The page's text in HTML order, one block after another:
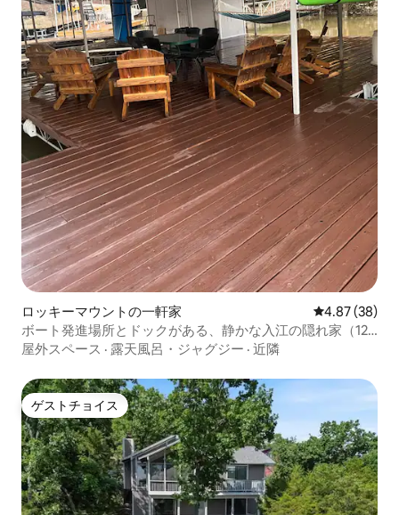
ロッキーマウントの一軒家 レビュー38
4.87 (38)
ボート発進場所とドックがある、静かな入江の隠れ家（12
名様まで宿泊可能）
屋外スペース · 露天風呂・ジャグジー · 近隣
ゲストチョイス
ゲストチョイス